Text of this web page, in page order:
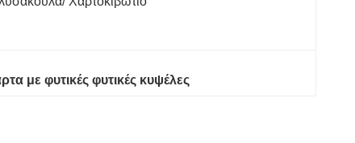
με φυτικές φυτικές κυψέλες